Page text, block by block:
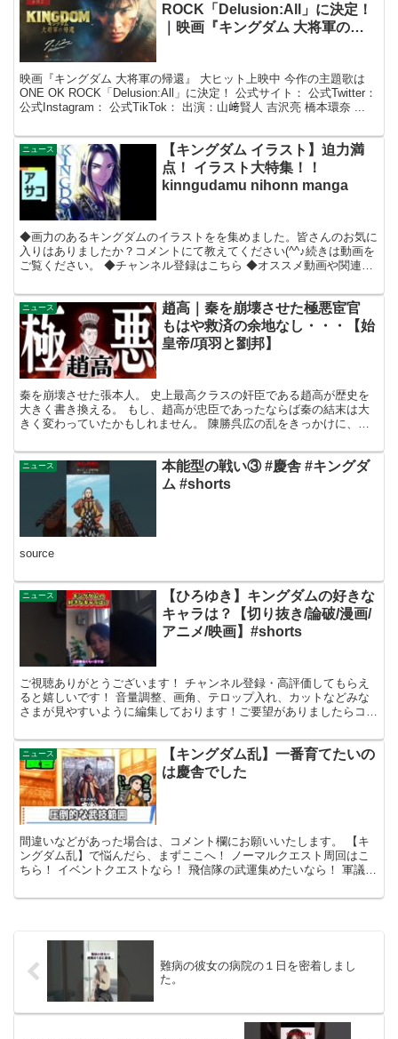
ROCK「Delusion:All」に決定！
｜映画『キングダム 大将軍の帰
映画『キングダム 大将軍の帰還』 大ヒット上映中 今作の主題歌は
ONE OK ROCK「Delusion:All」に決定！ 公式サイト： 公式Twitter：
公式Instagram： 公式TikTok： 出演：山﨑賢人 吉沢亮 橋本環奈 ...
ニュース
【キングダム イラスト】迫力満
点！ イラスト大特集！！
kinngudamu nihonn manga
◆画力のあるキングダムのイラストをを集めました。皆さんのお気に
入りはありましたか？コメントにて教えてください(^^♪続きは動画を
ご覧ください。 ◆チャンネル登録はこちら ◆オススメ動画や関連動
ニュース
趙高｜秦を崩壊させた極悪宦官
もはや救済の余地なし・・・【始
皇帝/項羽と劉邦】
秦を崩壊させた張本人。 史上最高クラスの奸臣である趙高が歴史を
大きく書き換える。 もし、趙高が忠臣であったならば秦の結末は大
きく変わっていたかもしれません。 陳勝呉広の乱をきっかけに、秦
ニュース
本能型の戦い③ #慶舎 #キングダ
ム #shorts
source
ニュース
【ひろゆき】キングダムの好きな
キャラは？【切り抜き/論破/漫画/
アニメ/映画】#shorts
ご視聴ありがとうございます！ チャンネル登録・高評価してもらえ
ると嬉しいです！ 音量調整、画角、テロップ入れ、カットなどみな
さまが見やすいように編集しております！ご要望がありましたらコメ
ニュース
【キングダム乱】一番育てたいの
は慶舎でした
間違いなどがあった場合は、コメント欄にお願いいたします。 【キ
ングダム乱】で悩んだら、まずここへ！ ノーマルクエスト周回はこ
ちら！ イベントクエストなら！ 飛信隊の武運集めたいなら！ 軍議演
難病の彼女の病院の１日を密着しまし
た。